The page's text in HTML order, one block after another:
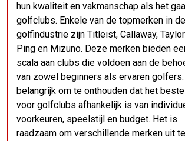
hun kwaliteit en vakmanschap als het
golfclubs. Enkele van de topmerken in de
golfindustrie zijn Titleist, Callaway,
Ping en Mizuno. Deze merken bieden
scala aan clubs die voldoen aan de
van zowel beginners als ervaren
belangrijk om te onthouden dat het
voor golfclubs afhankelijk is van
voorkeuren, speelstijl en budget. Het is
raadzaam om verschillende merken uit te